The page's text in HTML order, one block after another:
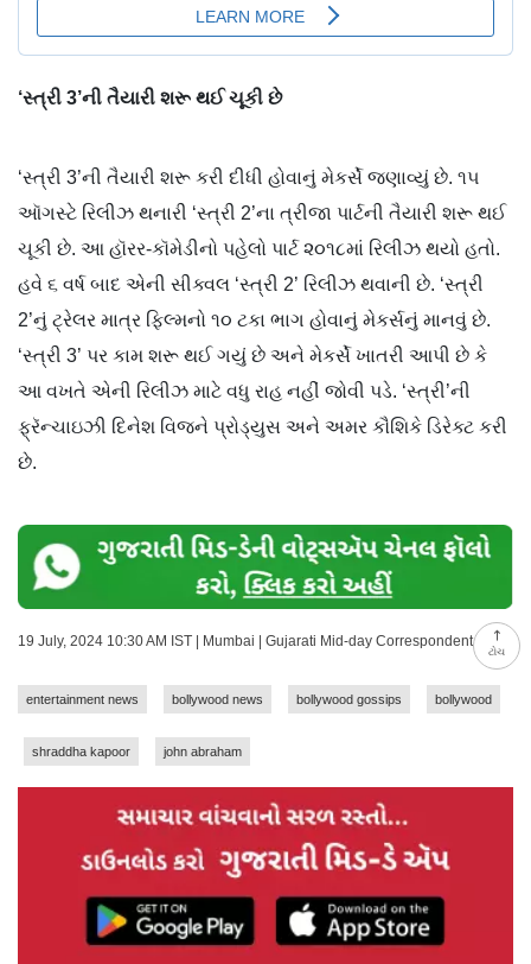
ટોચ
‘સ્ત્રી 3’ની તૈયારી શરૂ થઈ ચૂકી છે
‘સ્ત્રી 3’ની તૈયારી શરૂ કરી દીધી હોવાનું મેકર્સે જણાવ્યું છે. ૧૫
ઑગસ્ટે રિલીઝ થનારી ‘સ્ત્રી 2’ના ત્રીજા પાર્ટની તૈયારી શરૂ થઈ
ચૂકી છે. આ હૉરર-કૉમેડીનો પહેલો પાર્ટ ૨૦૧૮માં રિલીઝ થયો હતો.
હવે ૬ વર્ષ બાદ એની સીક્વલ ‘સ્ત્રી 2’ રિલીઝ થવાની છે. ‘સ્ત્રી
2’નું ટ્રેલર માત્ર ફિલ્મનો ૧૦ ટકા ભાગ હોવાનું મેકર્સનું માનવું છે.
‘સ્ત્રી 3’ પર કામ શરૂ થઈ ગયું છે અને મેકર્સે ખાતરી આપી છે કે
આ વખતે એની રિલીઝ માટે વધુ રાહ નહીં જોવી પડે. ‘સ્ત્રી’ની
ફ્રૅન્ચાઇઝી દિનેશ વિજને પ્રોડ્યુસ અને અમર કૌશિકે ડિરેક્ટ કરી
છે.
19 July, 2024 10:30 AM IST | Mumbai | Gujarati Mid-day Correspondent
entertainment news bollywood news bollywood gossips bollywood
shraddha kapoor john abraham